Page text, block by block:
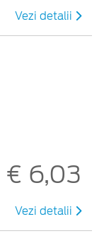
Vezi detalii
€ 6,03
Vezi detalii